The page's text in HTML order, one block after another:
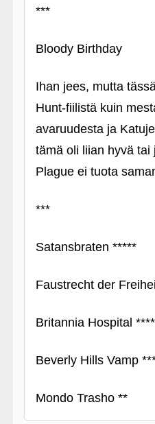
***
Bloody Birthday
Ihan jees, mutta
Hunt-fiilistä kuin
avaruudesta ja
tämä oli liian hyvä tai
Plague ei tuota
***
Satansbraten *****
Faustrecht der
Britannia Hospital ****
Beverly Hills Vamp
Mondo Trasho **